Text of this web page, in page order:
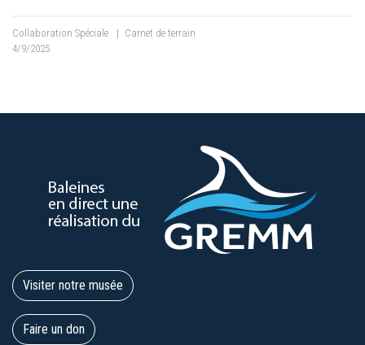
Collaboration Spéciale | Carnet de terrain
4/9/2025
Visiter notre musée
Faire un don